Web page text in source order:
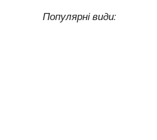
Популярні види: